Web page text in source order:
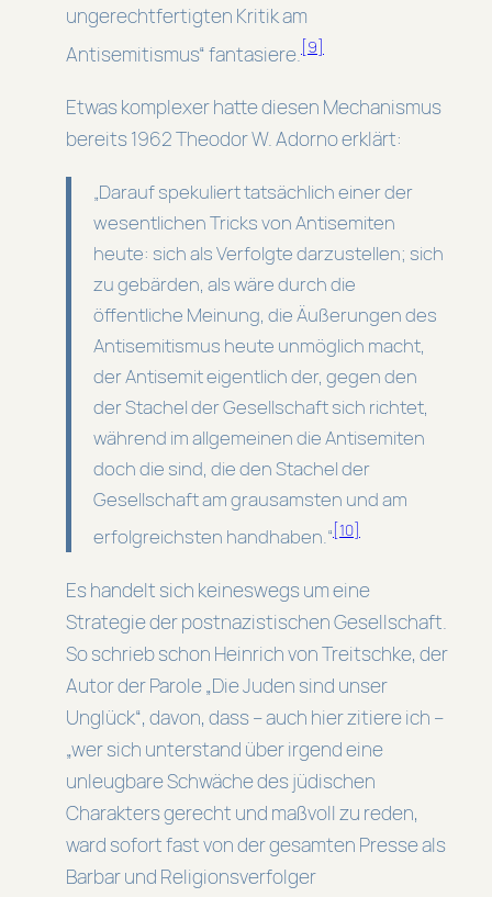
ungerechtfertigten Kritik am
Antisemitismus“ fantasiere. [9]
Etwas komplexer hatte diesen Mechanismus
bereits 1962 Theodor W. Adorno erklärt:
„Darauf spekuliert tatsächlich einer der
wesentlichen Tricks von Antisemiten
heute: sich als Verfolgte darzustellen; sich
zu gebärden, als wäre durch die
öffentliche Meinung, die Äußerungen des
Antisemitismus heute unmöglich macht,
der Antisemit eigentlich der, gegen den
der Stachel der Gesellschaft sich richtet,
während im allgemeinen die Antisemiten
doch die sind, die den Stachel der
Gesellschaft am grausamsten und am
erfolgreichsten handhaben.“ [10]
Es handelt sich keineswegs um eine
Strategie der postnazistischen Gesellschaft.
So schrieb schon Heinrich von Treitschke, der
Autor der Parole „Die Juden sind unser
Unglück“, davon, dass – auch hier zitiere ich –
„wer sich unterstand über irgend eine
unleugbare Schwäche des jüdischen
Charakters gerecht und maßvoll zu reden,
ward sofort fast von der gesamten Presse als
Barbar und Religionsverfolger